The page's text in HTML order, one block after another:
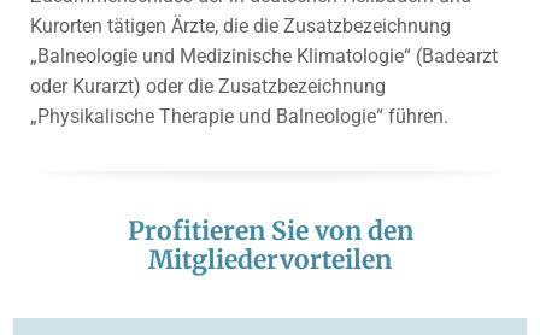
Kurorten tätigen Ärzte, die die Zusatzbezeichnung
„Balneologie und Medizinische Klimatologie“ (Badearzt
oder Kurarzt) oder die Zusatzbezeichnung
„Physikalische Therapie und Balneologie“ führen.
Profitieren Sie von den
Mitgliedervorteilen